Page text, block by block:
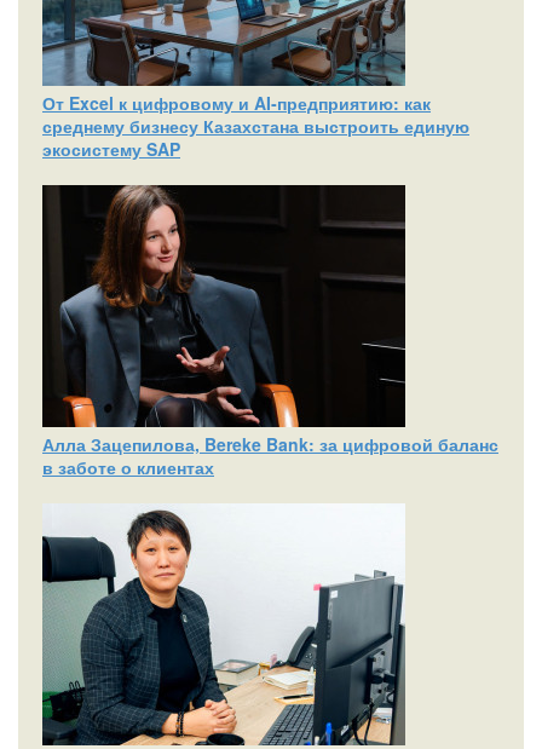
От Excel к цифровому и AI‑предприятию: как
среднему бизнесу Казахстана выстроить единую
экосистему SAP
Алла Зацепилова, Bereke Bank: за цифровой баланс
в заботе о клиентах